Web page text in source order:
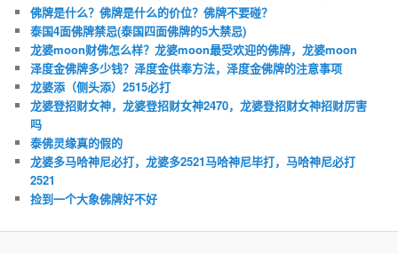
佛牌是什么？佛牌是什么的价位？佛牌不要碰？
泰国4面佛牌禁忌(泰国四面佛牌的5大禁忌)
龙婆moon财佛怎么样？龙婆moon最受欢迎的佛牌，龙婆moon
泽度金佛牌多少钱？泽度金供奉方法，泽度金佛牌的注意事项
龙婆添（侧头添）2515必打
龙婆登招财女神，龙婆登招财女神2470，龙婆登招财女神招财厉害
吗
泰佛灵缘真的假的
龙婆多马哈神尼必打，龙婆多2521马哈神尼毕打，马哈神尼必打
2521
捡到一个大象佛牌好不好